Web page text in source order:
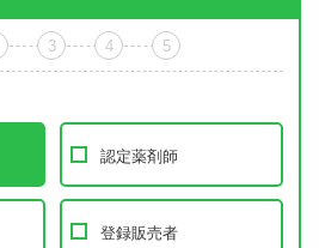
3 4 5
認定薬剤師
登録販売者